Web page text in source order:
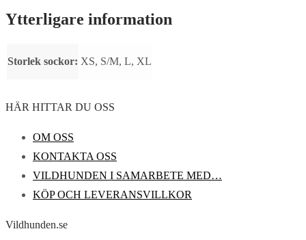
Ytterligare information
Storlek sockor: XS, S/M, L, XL
HÄR HITTAR DU OSS
OM OSS
KONTAKTA OSS
VILDHUNDEN I SAMARBETE MED…
KÖP OCH LEVERANSVILLKOR
Vildhunden.se